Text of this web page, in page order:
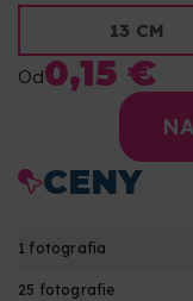
13 CM
Od0,15 €
CENY
1 fotografia
25 fotografie